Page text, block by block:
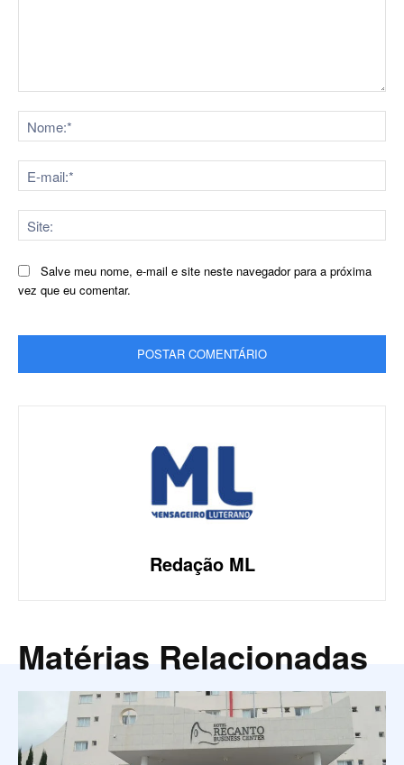
Salve meu nome, e-mail e site neste navegador para a próxima
vez que eu comentar.
Redação ML
Matérias Relacionadas